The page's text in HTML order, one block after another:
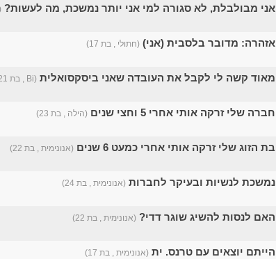
אני מבולבלת, לא סגורה למי אני יותר נמשכת, מה לעשות?
אזהרה: מדובר בלסבית (אני) (חתולי , בת 17)
מאוד קשה לי לקבל את העובדה שאני ביסקסואלית (Bi , בת 21)
חברה שלי זרקה אותי אחרי 5 וחצי שנים (הילה , בת 23)
בת הזוג שלי זרקה אותי אחרי כמעט 6 שנים (אנונימית , בת 22)
נמשכת לנשיות ובעיקר לחברות (אנונימית , בת 24)
האם לנסות להשיג שוגר דדי? (אנונימית , בת 22)
הייתם יוצאים עם טרנס. ית (אנונימית , בת 17)